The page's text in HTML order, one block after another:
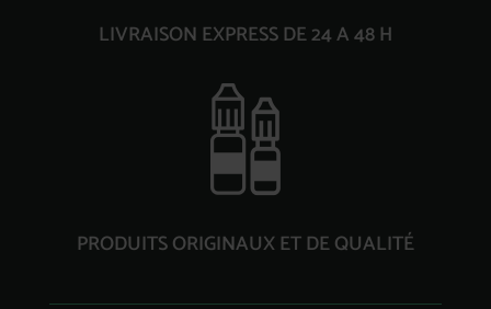
LIVRAISON EXPRESS DE 24 A 48 H
PRODUITS ORIGINAUX ET DE QUALITÉ